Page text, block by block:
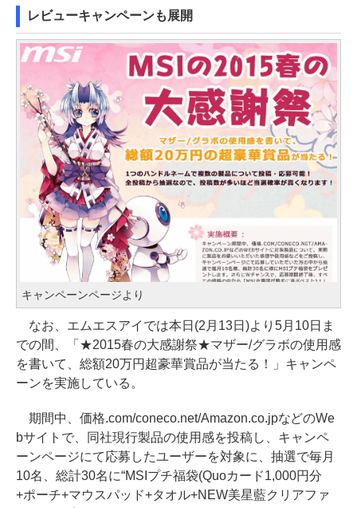
レビューキャンペーンも展開
キャンペーンページより
なお、エムエスアイでは本日(2月13日)より5月10日ま
での間、「★2015春の大感謝祭★マザー/グラボの使用感
を書いて、総額20万円超豪華賞品が当たる！」キャンペ
ーンを実施している。
期間中、価格.com/coneco.net/Amazon.co.jpなどのWe
bサイトで、同社現行製品の使用感を投稿し、キャンペ
ーンページにて応募したユーザーを対象に、抽選で毎月
10名、総計30名に“MSIプチ福袋(Quoカード1,000円分
+ポーチ+マウスパッド+タオル+NEW美星藍クリアファ